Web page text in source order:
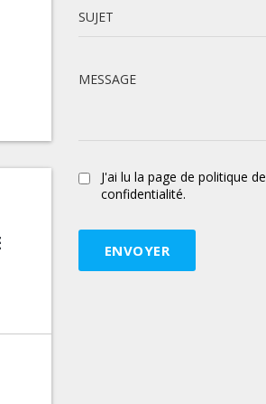
SUJET
MESSAGE
J'ai lu la page de politique de
confidentialité.